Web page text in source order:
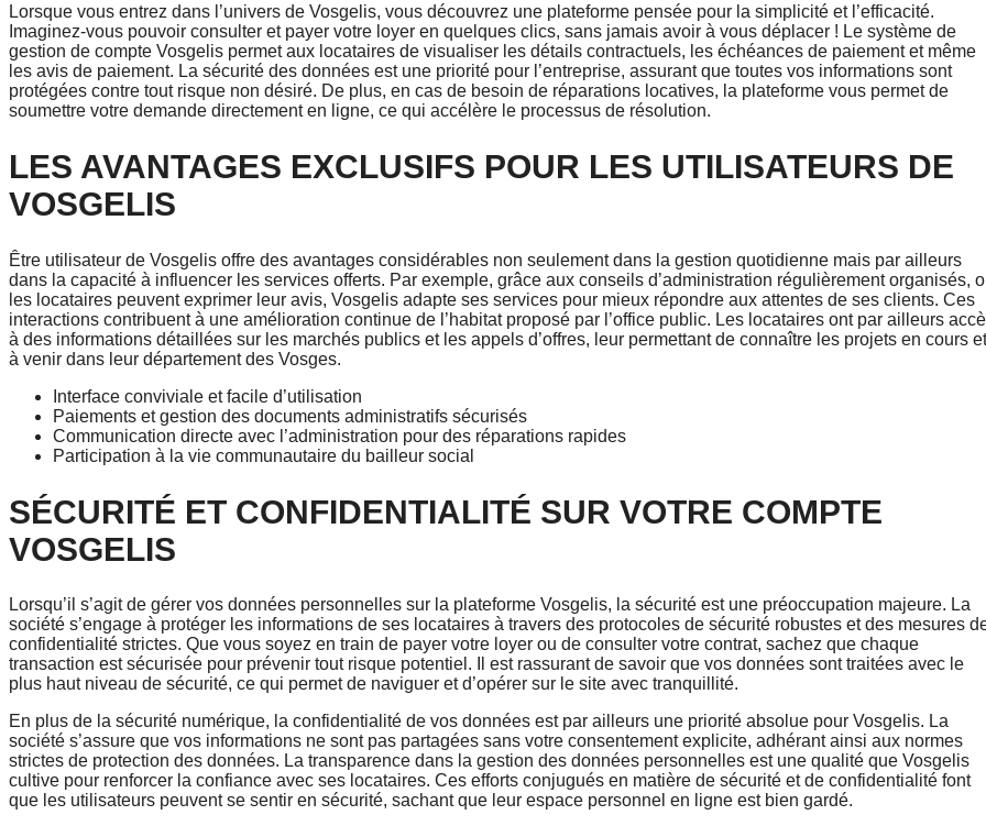
Lorsque vous entrez dans l’univers de Vosgelis, vous découvrez une plateforme pensée pour la simplicité et l’efficacité.
Imaginez-vous pouvoir consulter et payer votre loyer en quelques clics, sans jamais avoir à vous déplacer ! Le système de
gestion de compte Vosgelis permet aux locataires de visualiser les détails contractuels, les échéances de paiement et même
les avis de paiement. La sécurité des données est une priorité pour l’entreprise, assurant que toutes vos informations sont
protégées contre tout risque non désiré. De plus, en cas de besoin de réparations locatives, la plateforme vous permet de
soumettre votre demande directement en ligne, ce qui accélère le processus de résolution.
LES AVANTAGES EXCLUSIFS POUR LES UTILISATEURS DE
VOSGELIS
Être utilisateur de Vosgelis offre des avantages considérables non seulement dans la gestion quotidienne mais par ailleurs
dans la capacité à influencer les services offerts. Par exemple, grâce aux conseils d’administration régulièrement organisés,
les locataires peuvent exprimer leur avis, Vosgelis adapte ses services pour mieux répondre aux attentes de ses clients. Ces
interactions contribuent à une amélioration continue de l’habitat proposé par l’office public. Les locataires ont par ailleurs
à des informations détaillées sur les marchés publics et les appels d’offres, leur permettant de connaître les projets en cours et
à venir dans leur département des Vosges.
Interface conviviale et facile d’utilisation
Paiements et gestion des documents administratifs sécurisés
Communication directe avec l’administration pour des réparations rapides
Participation à la vie communautaire du bailleur social
SÉCURITÉ ET CONFIDENTIALITÉ SUR VOTRE COMPTE
VOSGELIS
Lorsqu’il s’agit de gérer vos données personnelles sur la plateforme Vosgelis, la sécurité est une préoccupation majeure. La
société s’engage à protéger les informations de ses locataires à travers des protocoles de sécurité robustes et des mesures
confidentialité strictes. Que vous soyez en train de payer votre loyer ou de consulter votre contrat, sachez que chaque
transaction est sécurisée pour prévenir tout risque potentiel. Il est rassurant de savoir que vos données sont traitées avec le
plus haut niveau de sécurité, ce qui permet de naviguer et d’opérer sur le site avec tranquillité.
En plus de la sécurité numérique, la confidentialité de vos données est par ailleurs une priorité absolue pour Vosgelis. La
société s’assure que vos informations ne sont pas partagées sans votre consentement explicite, adhérant ainsi aux normes
strictes de protection des données. La transparence dans la gestion des données personnelles est une qualité que Vosgelis
cultive pour renforcer la confiance avec ses locataires. Ces efforts conjugués en matière de sécurité et de confidentialité font
que les utilisateurs peuvent se sentir en sécurité, sachant que leur espace personnel en ligne est bien gardé.